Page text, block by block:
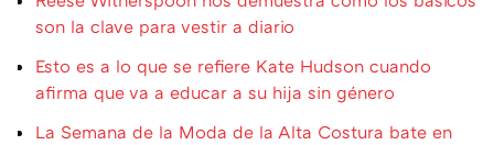
son la clave para vestir a diario
Esto es a lo que se refiere Kate Hudson cuando
afirma que va a educar a su hija sin género
La Semana de la Moda de la Alta Costura bate en